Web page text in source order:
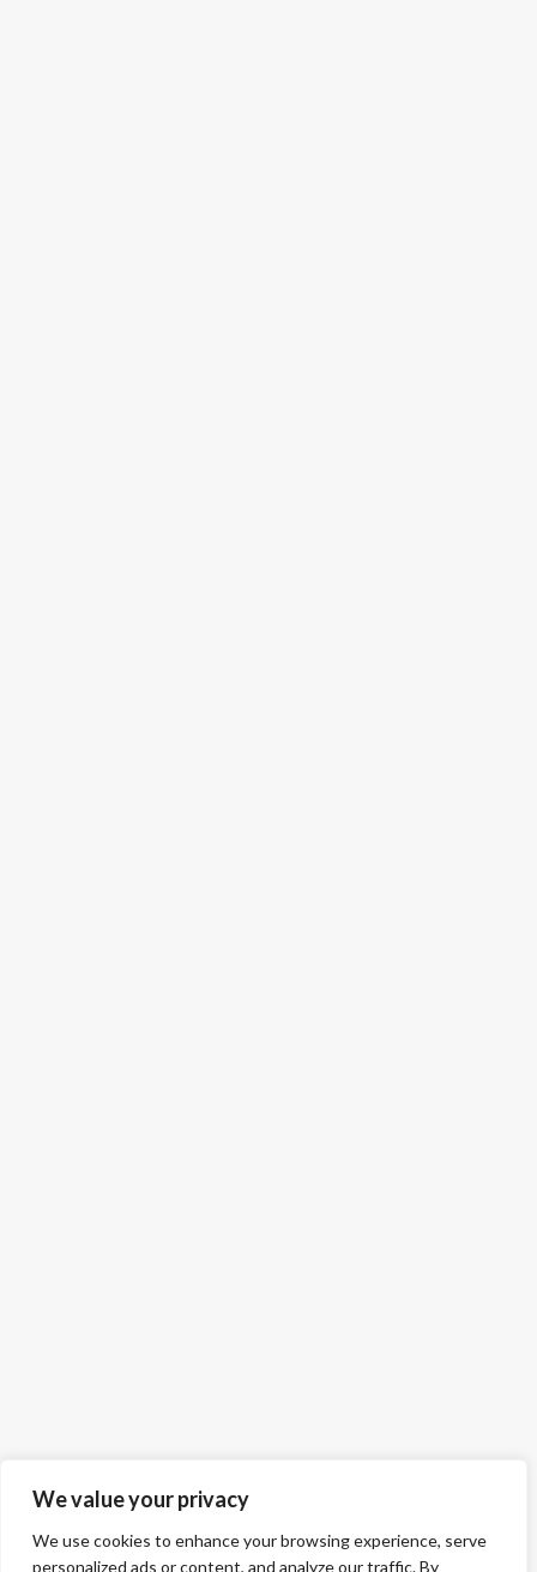
We value your privacy
We use cookies to enhance your browsing experience, serve
personalized ads or content, and analyze our traffic. By